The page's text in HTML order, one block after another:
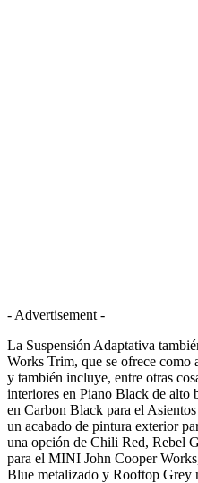
- Advertisement -
La Suspensión Adaptativa
Works Trim, que se ofrece como
y también incluye, entre otras
interiores en Piano Black de
en Carbon Black para el
un acabado de pintura exterior
una opción de Chili Red, Rebel
para el MINI John Cooper
Blue metalizado y Rooftop Grey